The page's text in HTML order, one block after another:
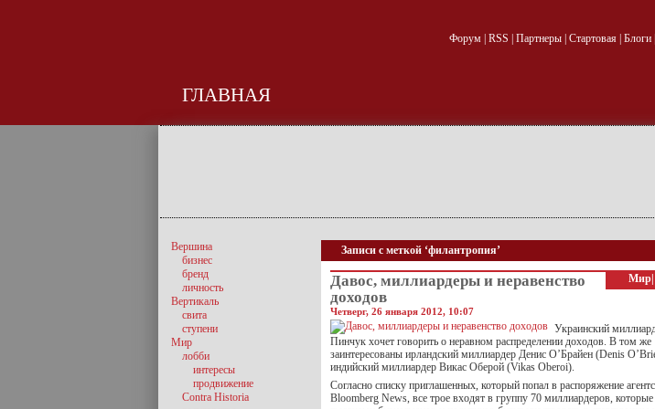
Форум| RSS Партнеры| Стартовая| Блоги|
ГЛАВНАЯ
Записи с меткой ‘филантропия’
Мир|
Давос, миллиардеры и неравенство
доходов
Четверг, 26 января 2012, 10:07
Украинский
Пинчук хочет говорить о неравном распределении доходов. В том же
заинтересованы ирландский миллиардер Денис О’Брайен (Denis
индийский миллиардер Викас Оберой (Vikas Oberoi).
Согласно списку приглашенных, который попал в распоряжение
Bloomberg News, все трое входят в группу 70 миллиардеров, которые
Вершина
бизнес
бренд
личность
Вертикаль
свита
ступени
Мир
лобби
интересы
продвижение
Contra Historia